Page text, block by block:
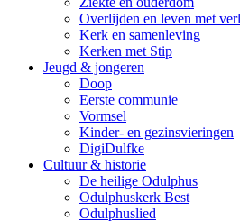
Overlijden en leven met
Kerk en samenleving
Kerken met Stip
Jeugd & jongeren
Doop
Eerste communie
Vormsel
Kinder- en gezinsvieringen
DigiDulfke
Cultuur & historie
De heilige Odulphus
Odulphuskerk Best
Odulphuslied